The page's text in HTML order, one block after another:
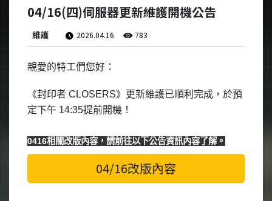
04/16(四)伺服器更新維護開機公告
維護 2026.04.16 783
親愛的特工們您好：
《封印者 CLOSERS》更新維護已順利完成，於預
定下午 14:35提前開機！
0416相關改版內容，請前往以下公告資訊內容了解。
04/16改版內容